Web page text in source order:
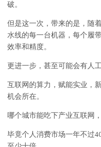
破。
但是这一次，带来的是，随
水线的每一台机器，每个履
效率和精度。
更进一步，甚至可能会有人
互联网的算力，赋能实业，
机会所在。
哪个城市能吃下产业互联网
毕竟个人消费市场一年不过